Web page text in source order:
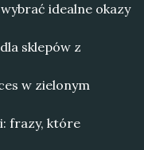
idealne okazy
sklepów z
w zielonym
frazy, które